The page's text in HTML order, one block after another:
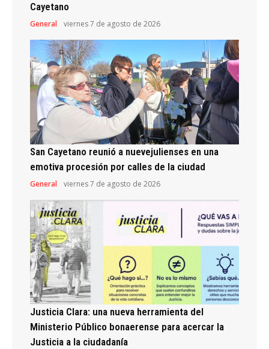
Cayetano
General viernes 7 de agosto de 2026
San Cayetano reunió a nuevejulienses en una
emotiva procesión por calles de la ciudad
General viernes 7 de agosto de 2026
Justicia Clara: una nueva herramienta del
Ministerio Público bonaerense para acercar la
Justicia a la ciudadanía